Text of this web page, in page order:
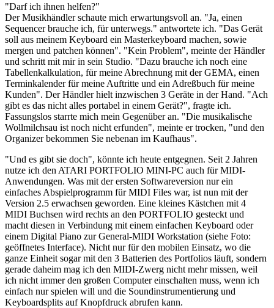
"Darf ich ihnen helfen?"
Der Musikhändler schaute mich erwartungsvoll an. "Ja, einen
Sequencer brauche ich, für unterwegs." antwortete ich. "Das Gerät
soll aus meinem Keyboard ein Masterkeyboard machen, sowie
mergen und patchen können". "Kein Problem", meinte der Händler
und schritt mit mir in sein Studio. "Dazu brauche ich noch eine
Tabellenkalkulation, für meine Abrechnung mit der GEMA, einen
Terminkalender für meine Auftritte und ein Adreßbuch für meine
Kunden". Der Händler hielt inzwischen 3 Geräte in der Hand. "Ach
gibt es das nicht alles portabel in einem Gerät?", fragte ich.
Fassungslos starrte mich mein Gegenüber an. "Die musikalische
Wollmilchsau ist noch nicht erfunden", meinte er trocken, "und den
Organizer bekommen Sie nebenan im Kaufhaus".
"Und es gibt sie doch", könnte ich heute entgegnen. Seit 2 Jahren
nutze ich den ATARI PORTFOLIO MINI-PC auch für MIDI-
Anwendungen. Was mit der ersten Softwareversion nur ein
einfaches Abspielprogramm für MIDI Files war, ist nun mit der
Version 2.5 erwachsen geworden. Eine kleines Kästchen mit 4
MIDI Buchsen wird rechts an den PORTFOLIO gesteckt und
macht diesen in Verbindung mit einem einfachen Keyboard oder
einem Digital Piano zur General-MIDI Workstation (siehe Foto:
geöffnetes Interface). Nicht nur für den mobilen Einsatz, wo die
ganze Einheit sogar mit den 3 Batterien des Portfolios läuft, sondern
gerade daheim mag ich den MIDI-Zwerg nicht mehr missen, weil
ich nicht immer den großen Computer einschalten muss, wenn ich
einfach nur spielen will und die Soundinstrumentierung und
Keyboardsplits auf Knopfdruck abrufen kann.